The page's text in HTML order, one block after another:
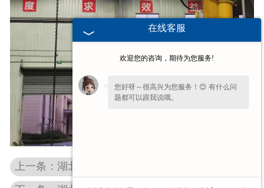
上一条：湖北工字钢式悬臂起重机
在线客服
欢迎您的咨询，期待为您服务!
您好呀～很高兴为您服务！😊 有什么问
题都可以跟我说哦。